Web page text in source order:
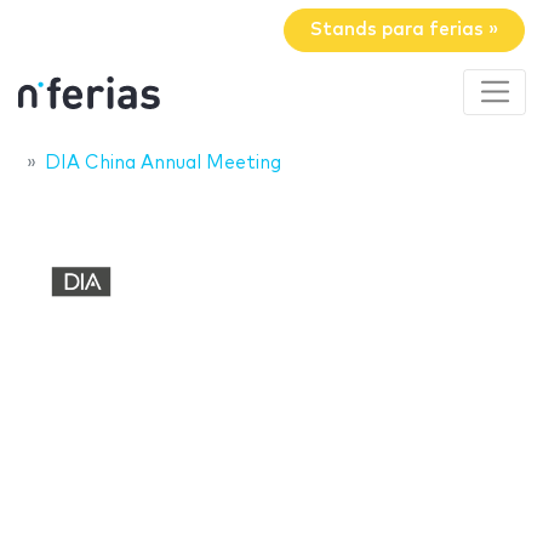
Stands para ferias »
DIA China Annual Meeting